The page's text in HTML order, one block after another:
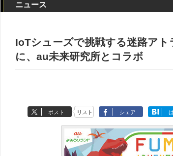
ニュース
IoTシューズで挑戦する迷路ア
に、au未来研究所とコラボ
ポスト リスト シェア